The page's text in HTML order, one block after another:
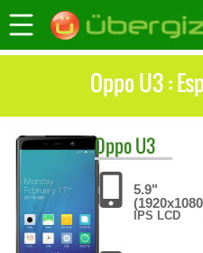
Oppo U3 :
OppoU3
5.9"
IPS LCD